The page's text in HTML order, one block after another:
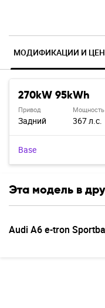
МОДИФИКАЦИИ И
270kW 95kWh
Привод
Задний
Мощность
367 л.с.
Base
Эта модель в
Audi A6 e-tron